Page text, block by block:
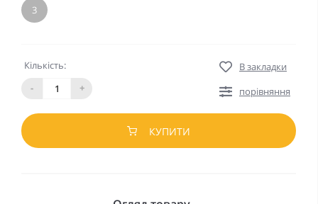
3
Кількість:
-
+
В закладки
порівняння
КУПИТИ